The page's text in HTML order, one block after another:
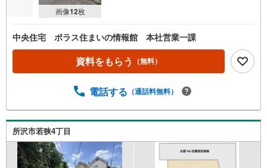
画像12枚
中央住宅 ポラス住まいの情報館 本社営業一課
資料をもらう （無料）
電話する （通話料無料）
所沢市若狭4丁目